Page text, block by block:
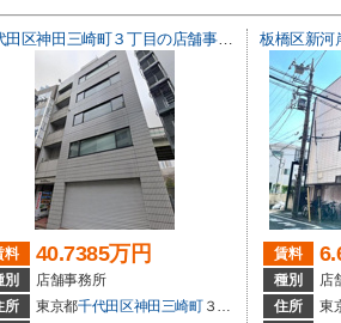
千代田区神田三崎町３丁目の店舗事務所
料 40.7385万円
別
店舗事務所
所
東京都千代田区神田三崎町３丁目
板橋区新河
賃料
種別
店
住所
東